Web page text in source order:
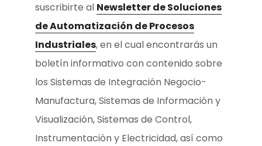
suscribirte al Newsletter de Soluciones
de Automatización de Procesos
Industriales, en el cual encontrarás un
boletín informativo con contenido sobre
los Sistemas de Integración Negocio-
Manufactura, Sistemas de Información y
Visualización, Sistemas de Control,
Instrumentación y Electricidad, así como